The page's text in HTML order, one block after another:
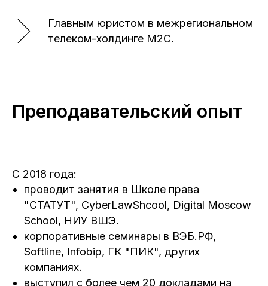
Главным юристом в межрегиональном
телеком-холдинге M2C.
Преподавательский опыт
С 2018 года:
проводит занятия в Школе права
"СТАТУТ", CyberLawShcool, Digital Moscow
School, НИУ ВШЭ.
корпоративные семинары в ВЭБ.РФ,
Softline, Infobip, ГК "ПИК", других
компаниях.
выступил с более чем 20 докладами на